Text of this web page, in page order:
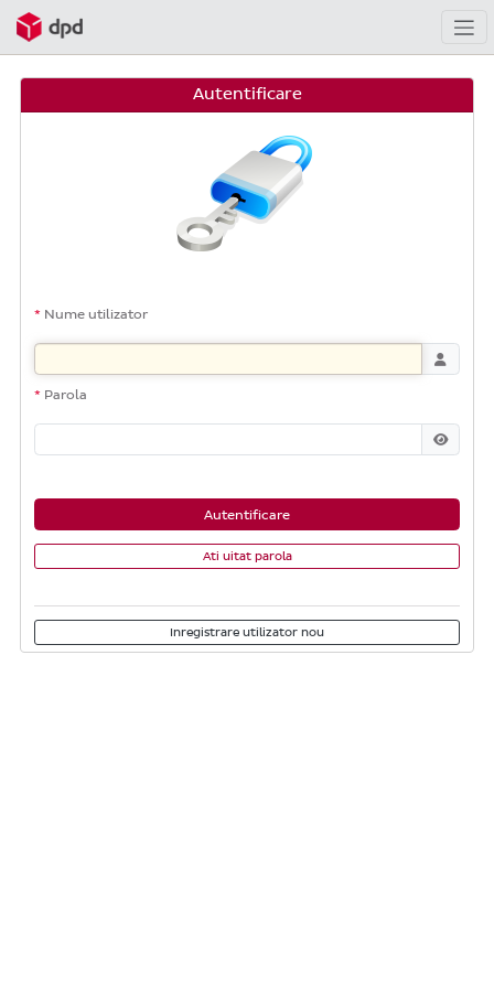
Autentificare
Nume utilizator
Parola
Autentificare
Ati uitat parola
Inregistrare utilizator nou